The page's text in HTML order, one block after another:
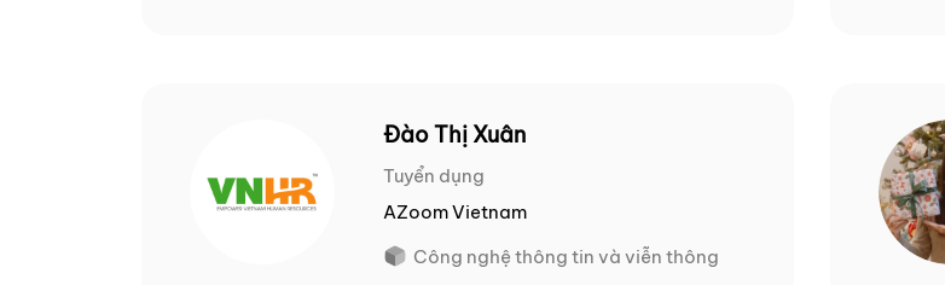
Đào Thị Xuân
Tuyển dụng
AZoom Vietnam
Công nghệ thông tin và viễn thông